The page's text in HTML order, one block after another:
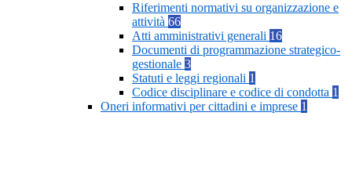
Riferimenti normativi su organizzazione e
attività 66
Atti amministrativi generali 16
Documenti di programmazione strategico-
gestionale 3
Statuti e leggi regionali 1
Codice disciplinare e codice di condotta 1
Oneri informativi per cittadini e imprese 1